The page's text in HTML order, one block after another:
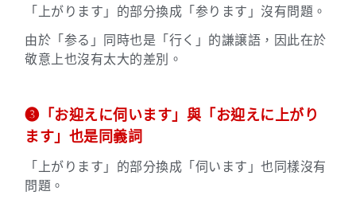
「上がります」的部分換成「参ります」沒有問題。
由於「参る」同時也是「行く」的謙譲語，因此在於
敬意上也沒有太大的差別。
➌「お迎えに伺います」與「お迎えに上がり
ます」也是同義詞
「上がります」的部分換成「伺います」也同樣沒有
問題。